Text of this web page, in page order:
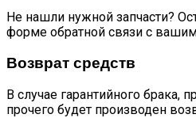
Не нашли нужной запчасти?
форме обратной связи с
Возврат средств
В случае гарантийного брака,
прочего будет производен